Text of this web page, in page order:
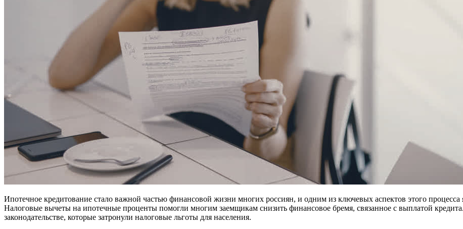
Ипотечное кредитование стало важной частью финансовой жизни многих россиян, и одним из ключевых аспектов этого
Налоговые вычеты на ипотечные проценты помогли многим заемщикам снизить финансовое бремя, связанное с выплатой
законодательстве, которые затронули налоговые льготы для населения.